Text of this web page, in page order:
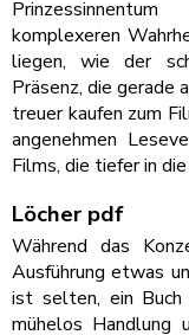
komplexeren
liegen, wie der
Präsenz, die gerade
treuer kaufen zum
angenehmen
Films, die tiefer in
Löcher pdf
Während das
Ausführung etwas
ist selten, ein
mühelos Handlung